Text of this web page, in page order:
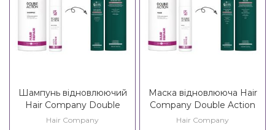
Шампунь відновлюючий
Hair Company Double
Action Regenerate Hair
Hair Company
Маска відновлююча Hair
Company Double Action
Regenerate Hair Repair
Hair Company